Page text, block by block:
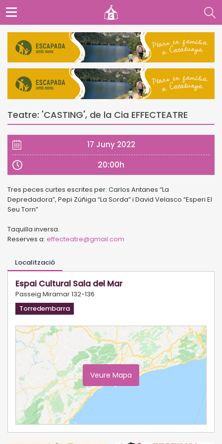
Teatre: 'CASTING', de la Cia EFFECTEATRE
17 Juny 2022
20:00h
Tres peces curtes escrites per: Carlos Antanes “La
Depredadora”, Pepi Zúñiga “La Sorda” i David Velasco “Esperi El
Seu Torn”
Taquilla inversa.
Reserves a: effecteatre@gmail.com
Localització
Espai Cultural Sala del Mar
Passeig Miramar 132-136
Torredembarra
Veure Mapa